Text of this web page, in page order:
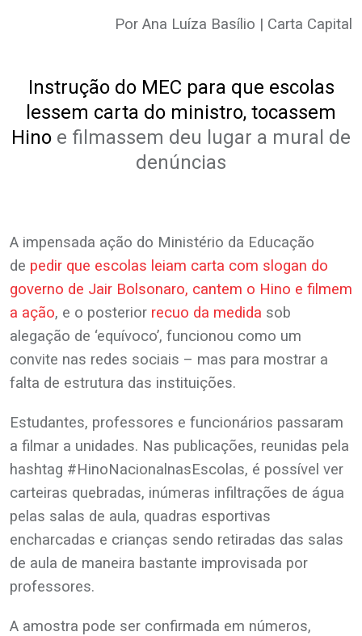
Por Ana Luíza Basílio | Carta Capital
Instrução do MEC para que escolas
lessem carta do ministro, tocassem
Hino e filmassem deu lugar a mural de
denúncias
A impensada ação do Ministério da Educação
de pedir que escolas leiam carta com slogan do
governo de Jair Bolsonaro, cantem o Hino e filmem
a ação, e o posterior recuo da medida sob
alegação de ‘equívoco’, funcionou como um
convite nas redes sociais – mas para mostrar a
falta de estrutura das instituições.
Estudantes, professores e funcionários passaram
a filmar a unidades. Nas publicações, reunidas pela
hashtag #HinoNacionalnasEscolas, é possível ver
carteiras quebradas, inúmeras infiltrações de água
pelas salas de aula, quadras esportivas
encharcadas e crianças sendo retiradas das salas
de aula de maneira bastante improvisada por
professores.
A amostra pode ser confirmada em números,